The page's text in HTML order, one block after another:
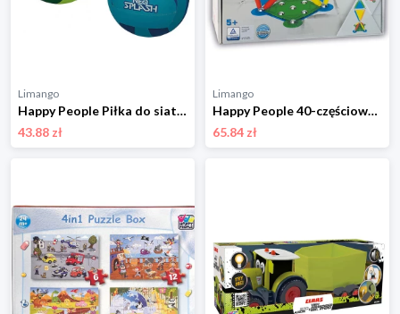
Limango
Happy People Piłka do siatkówki - 3+ (produkt niespodzianka) rozmiar: onesize
43.88 zł
Limango
Happy People 40-częściowy zestaw magnetyczny "Supermag Colorstiix" - 5+ rozmiar: onesize
65.84 zł